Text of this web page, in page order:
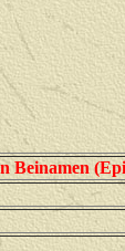
Beinamen